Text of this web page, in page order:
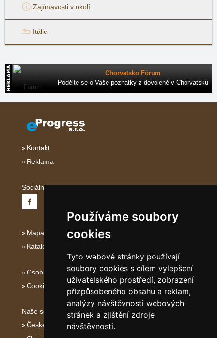
Používáme soubory
cookies
Tyto webové stránky používají
soubory cookies s cílem vylepšení
uživatelského prostředí, zobrazení
přizpůsobeného obsahu a reklam,
analýzy návštěvnosti webových
stránek a zjištění zdroje
návštěvnosti.
Zajímavosti v okolí
Itálie
Chorvatsko Fórum
Podělte se o Vaše poznatky z dovolené v Chorvatsku
Kontakt
Reklama
Sociální sítě:
Mapa serveru Italské Ostrovy
Katalog ubytování
Osobní údaje
Cookies
Naše servery:
České hory